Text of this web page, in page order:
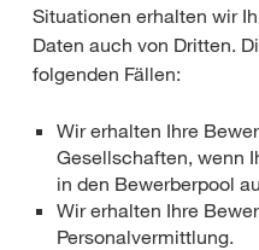
Situationen erhalten wir
Daten auch von Dritten.
folgenden Fällen:
Wir erhalten Ihre
Gesellschaften, wenn
in den Bewerberpool
Wir erhalten Ihre
Personalvermittlung.